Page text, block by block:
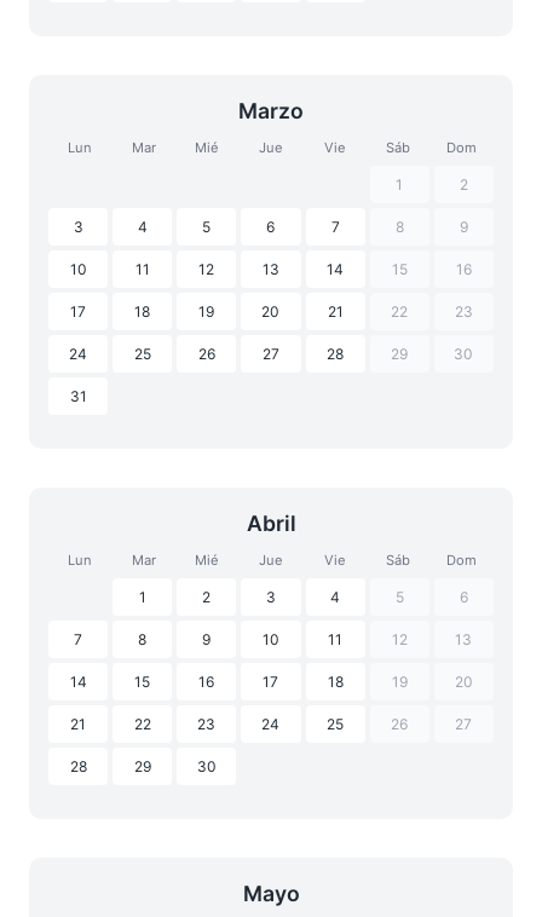
Marzo
Lun Mar Mié Jue Vie Sáb Dom
1 2
3 4 5 6 7 8 9
10 11 12 13 14 15 16
17 18 19 20 21 22 23
24 25 26 27 28 29 30
31
Abril
Lun Mar Mié Jue Vie Sáb Dom
1 2 3 4 5 6
7 8 9 10 11 12 13
14 15 16 17 18 19 20
21 22 23 24 25 26 27
28 29 30
Mayo